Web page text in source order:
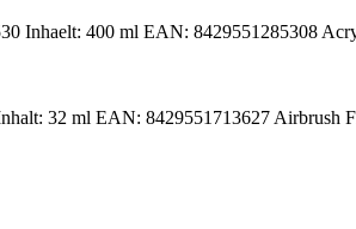
Inhaelt: 400 ml EAN: 8429551285308
32 ml EAN: 8429551713627